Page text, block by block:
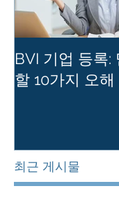
BVI 기업 등록:
할 10가지 오해
최근 게시물